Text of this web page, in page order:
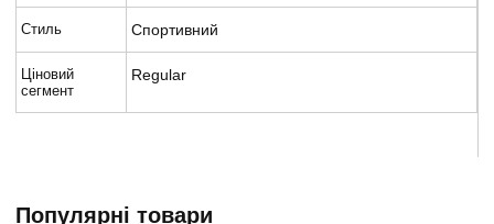
Стиль Спортивний
Ціновий
сегмент
Regular
Популярні товари